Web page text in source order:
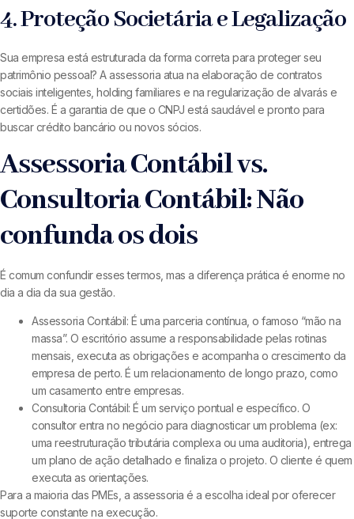
4. Proteção Societária e Legalização
Sua empresa está estruturada da forma correta para proteger seu
patrimônio pessoal? A assessoria atua na elaboração de contratos
sociais inteligentes, holding familiares e na regularização de alvarás e
certidões. É a garantia de que o CNPJ está saudável e pronto para
buscar crédito bancário ou novos sócios.
Assessoria Contábil vs.
Consultoria Contábil: Não
confunda os dois
É comum confundir esses termos, mas a diferença prática é enorme no
dia a dia da sua gestão.
Assessoria Contábil: É uma parceria contínua, o famoso “mão na
massa”. O escritório assume a responsabilidade pelas rotinas
mensais, executa as obrigações e acompanha o crescimento da
empresa de perto. É um relacionamento de longo prazo, como
um casamento entre empresas.
Consultoria Contábil: É um serviço pontual e específico. O
consultor entra no negócio para diagnosticar um problema (ex:
uma reestruturação tributária complexa ou uma auditoria), entrega
um plano de ação detalhado e finaliza o projeto. O cliente é quem
executa as orientações.
Para a maioria das PMEs, a assessoria é a escolha ideal por oferecer
suporte constante na execução.